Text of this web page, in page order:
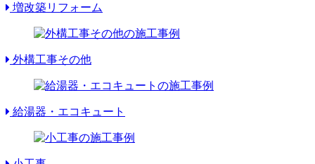
増改築リフォーム
外構工事その他
給湯器・エコキュート